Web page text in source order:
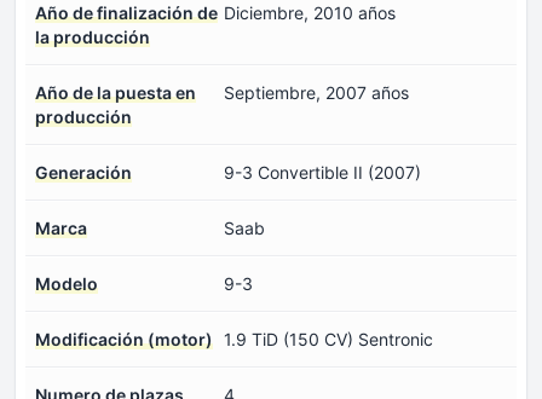
Año de finalización de
la producción
Diciembre, 2010 años
Año de la puesta en
producción
Septiembre, 2007 años
Generación 9-3 Convertible II (2007)
Marca Saab
Modelo 9-3
Modificación (motor) 1.9 TiD (150 CV) Sentronic
Numero de plazas 4